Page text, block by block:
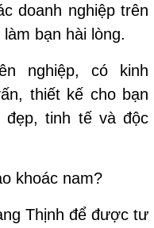
doanh nghiệp trên
bạn hài lòng.
nghiệp, có kinh
thiết kế cho bạn
đẹp, tinh tế và độc
khoác nam?
Thịnh để được tư